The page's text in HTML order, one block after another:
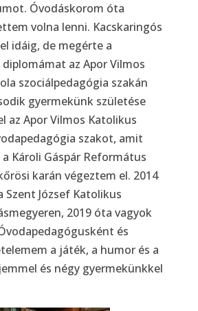
Óvodáskorom óta
volna lenni. Kacskaringós
idáig, de megérte a
diplomámat az Apor Vilmos
szociálpedagógia szakán
gyermekünk születése
az Apor Vilmos Katolikus
szakot, amit
Károli Gáspár Református
karán végeztem el. 2014
József Katolikus
2019 óta vagyok
és
a játék, a humor és a
és négy gyermekünkkel